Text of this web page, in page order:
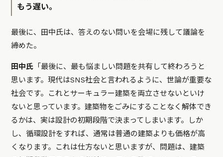
もう遅い。
最後に、田中氏は、答えのない問いを会場に残して議論を
締めた。
田中氏 「最後に、最も悩ましい問題を共有して終わろうと
思います。現代はSNS社会と言われるように、世論が重要な
社会です。これとサーキュラー建築を両立させないといけ
ないと思っています。建築物をごみにすることなく解体でき
るかは、実は設計の初期段階で決まってしまいます。しか
し、循環設計をすれば、通常は普通の建築よりも価格が高
くなります。これは仕方ないと思いますが、問題は、建築